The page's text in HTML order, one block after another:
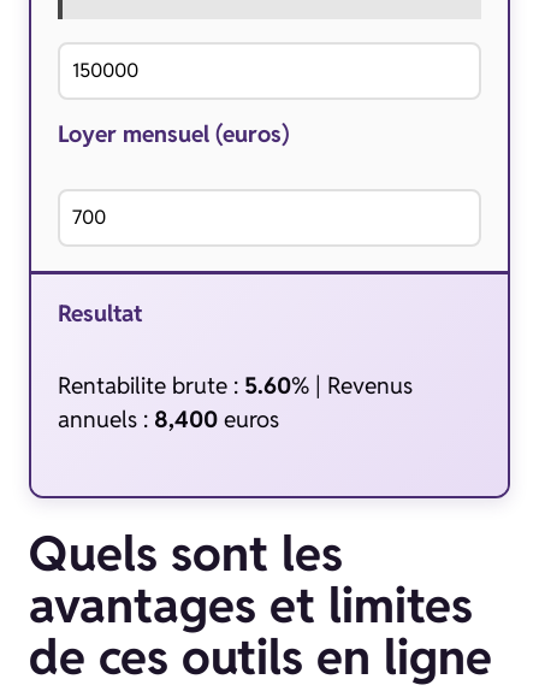
Loyer mensuel (euros)
Resultat
Rentabilite brute : 5.60% | Revenus
annuels : 8,400 euros
Quels sont les
avantages et limites
de ces outils en ligne